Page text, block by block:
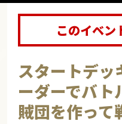
このイベン
スタートデッ
ーダーでバト
賊団を作って